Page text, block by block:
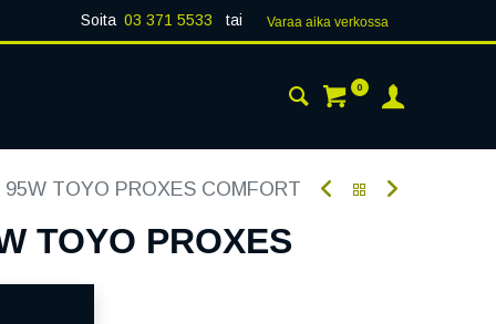
Soita 03 371 5533 tai Varaa aika verk​​​​ossa
0
95W TOYO PROXES COMFORT
TOYO PROXES